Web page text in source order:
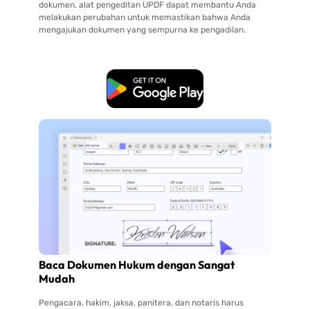
dokumen, alat pengeditan UPDF dapat membantu Anda
melakukan perubahan untuk memastikan bahwa Anda
mengajukan dokumen yang sempurna ke pengadilan.
Unduh Gratis
Baca Dokumen Hukum dengan Sangat
Mudah
Pengacara, hakim, jaksa, panitera, dan notaris harus